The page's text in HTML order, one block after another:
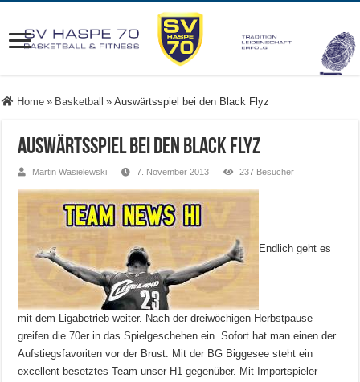
Home » Basketball » Auswärtsspiel bei den Black Flyz
Auswärtsspiel bei den Black Flyz
Martin Wasielewski 7. November 2013 237 Besucher
Endlich geht es
mit dem Ligabetrieb weiter. Nach der dreiwöchigen Herbstpause
greifen die 70er in das Spielgeschehen ein. Sofort hat man einen der
Aufstiegsfavoriten vor der Brust. Mit der BG Biggesee steht ein
excellent besetztes Team unser H1 gegenüber. Mit Importspieler